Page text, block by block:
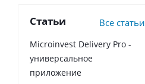
Статьи Все статьи
Microinvest Delivery Pro -
универсальное
приложение